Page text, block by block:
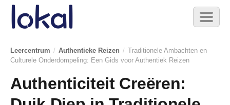
Skip to main content
Toggle
Leercentrum / Authentieke Reizen / Traditionele Ambachten en
Culturele Onderdompeling: Een Gids voor Authentiek Reizen
Authenticiteit Creëren: